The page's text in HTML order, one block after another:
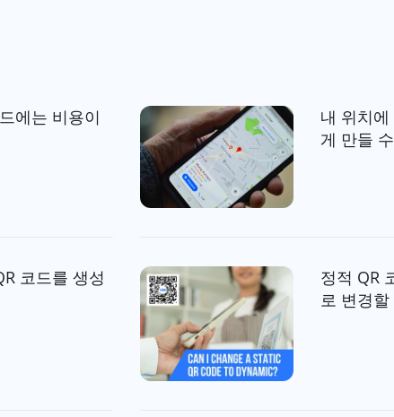
에는 비용이
내 위치
게 만들
코드를 생성
정적 QR
로 변경